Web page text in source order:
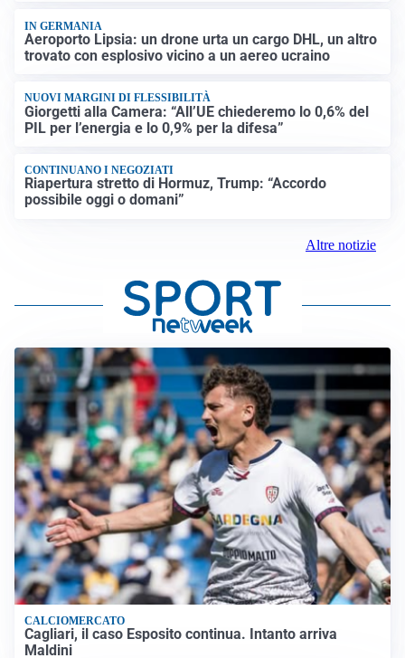
IN GERMANIA
Aeroporto Lipsia: un drone urta un cargo DHL, un altro
trovato con esplosivo vicino a un aereo ucraino
NUOVI MARGINI DI FLESSIBILITÀ
Giorgetti alla Camera: “All’UE chiederemo lo 0,6% del
PIL per l’energia e lo 0,9% per la difesa”
CONTINUANO I NEGOZIATI
Riapertura stretto di Hormuz, Trump: “Accordo
possibile oggi o domani”
Altre notizie
CALCIOMERCATO
Cagliari, il caso Esposito continua. Intanto arriva
Maldini